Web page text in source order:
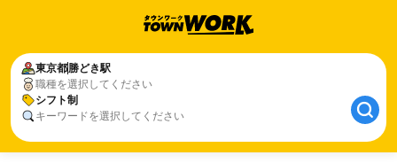
東京都勝どき駅
職種を選択してください
シフト制
キーワードを選択してください